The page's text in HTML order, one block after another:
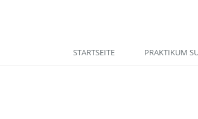
STARTSEITE PRAKTIKUM